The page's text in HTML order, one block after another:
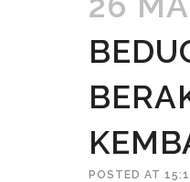
POSTED AT